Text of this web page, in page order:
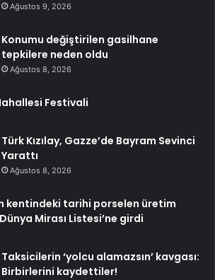
Ağustos 9, 2026
Konumu değiştirilen gasilhane
tepkilere neden oldu
Ağustos 8, 2026
Festivali
Türk Kızılay, Gazze’de Bayram Sevinci
Yarattı
Ağustos 8, 2026
kentindeki tarihi porselen üretim
Mirası Listesi’ne girdi
Taksicilerin ‘yolcu alamazsın’ kavgası:
Birbirlerini kaydettiler!